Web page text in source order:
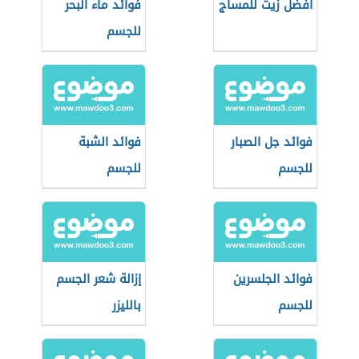
أفضل زيت للمساج
فوائد ماء البحر
للجسم
فوائد جل الصبار
للجسم
فوائد الشبة
للجسم
فوائد الجلسرين
للجسم
إزالة شعر الجسم
بالليزر